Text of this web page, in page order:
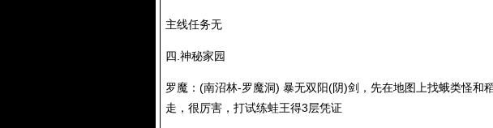
主线任务无
四.神秘家园
罗魔：(南沼林-罗魔洞) 暴无双阳(阴)剑，先在地图上找蛾类怪和
走，很厉害，打试练蛙王得3层凭证